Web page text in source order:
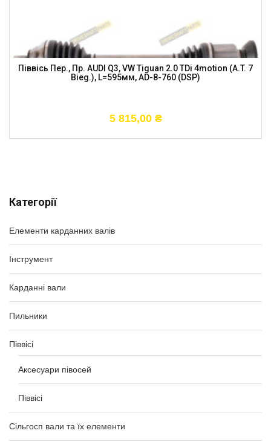
Категорії
Елементи карданних валів
Інструмент
Карданні вали
Пильники
Піввісі
Аксесуари півосей
Піввісі
Сільгосп вали та їх елементи
Піввісь Пер., Пр. AUDI Q3, VW Tiguan 2.0 TDi 4motion (A.T. 7
Bieg.), L=595мм, AD-8-760 (DSP)
5 815,00 ₴